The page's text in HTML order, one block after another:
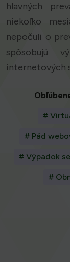
hlavných
niekoľko
nepočuli o
spôsobujú
internetových
#
# Pád
# Výpadok
#